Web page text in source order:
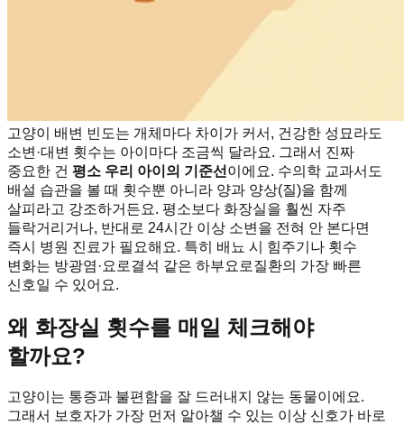
고양이 배변 빈도는 개체마다 차이가 커서, 건강한 성묘라도
소변·대변 횟수는 아이마다 조금씩 달라요. 그래서 진짜
중요한 건 평소 우리 아이의 기준선 이에요. 수의학 교과서도
배설 습관을 볼 때 횟수뿐 아니라 양과 양상(질)을 함께
살피라고 강조하거든요. 평소보다 화장실을 훨씬 자주
들락거리거나, 반대로 24시간 이상 소변을 전혀 안 본다면
즉시 병원 진료가 필요해요. 특히 배뇨 시 힘주기나 횟수
변화는 방광염·요로결석 같은 하부요로질환의 가장 빠른
신호일 수 있어요.
왜 화장실 횟수를 매일 체크해야
할까요?
고양이는 통증과 불편함을 잘 드러내지 않는 동물이에요.
그래서 보호자가 가장 먼저 알아챌 수 있는 이상 신호가 바로